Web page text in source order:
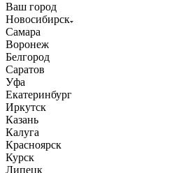
Ваш город
Новосибирск
Самара
Воронеж
Белгород
Саратов
Уфа
Екатеринбург
Иркутск
Казань
Калуга
Красноярск
Курск
Липецк